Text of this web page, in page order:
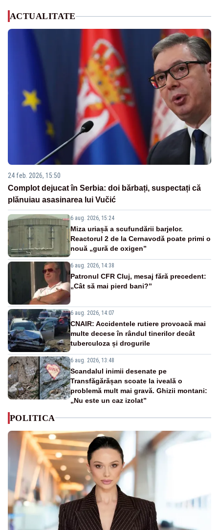
ACTUALITATE
24 feb. 2026, 15:50
Complot dejucat în Serbia: doi bărbați, suspectați că
plănuiau asasinarea lui Vučić
6 aug. 2026, 15:24
Miza uriașă a scufundării barjelor.
Reactorul 2 de la Cernavodă poate primi o
nouă „gură de oxigen”
6 aug. 2026, 14:38
Patronul CFR Cluj, mesaj fără precedent:
„Cât să mai pierd bani?”
6 aug. 2026, 14:07
CNAIR: Accidentele rutiere provoacă mai
multe decese în rândul tinerilor decât
tuberculoza și drogurile
6 aug. 2026, 13:48
Scandalul inimii desenate pe
Transfăgărășan scoate la iveală o
problemă mult mai gravă. Ghizii montani:
„Nu este un caz izolat”
POLITICA